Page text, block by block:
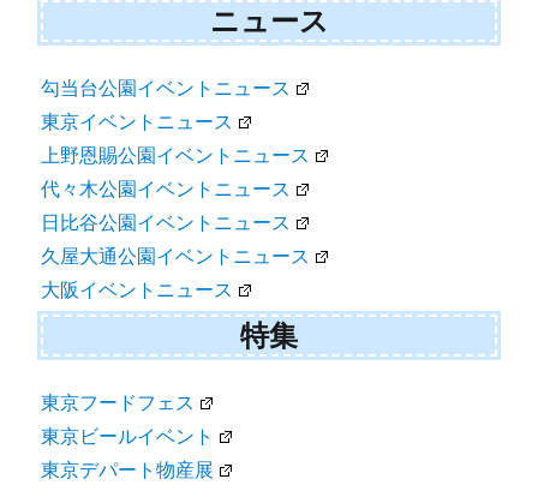
ニュース
勾当台公園イベントニュース
東京イベントニュース
上野恩賜公園イベントニュース
代々木公園イベントニュース
日比谷公園イベントニュース
久屋大通公園イベントニュース
大阪イベントニュース
特集
東京フードフェス
東京ビールイベント
東京デパート物産展